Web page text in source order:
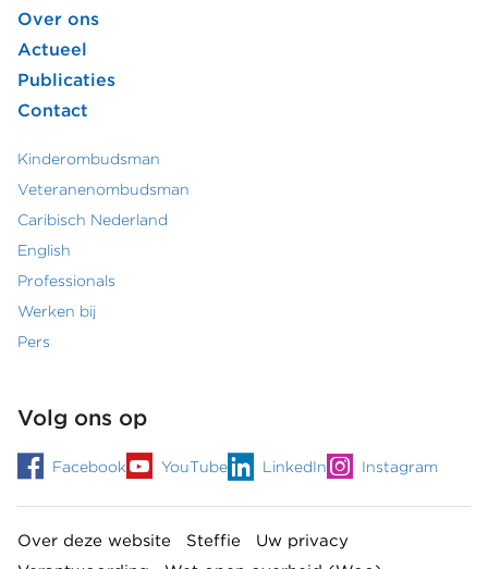
Footer
hoofdmenu
Over ons
Actueel
Publicaties
Contact
Footer
secundair
menu
Kinderombudsman
Veteranenombudsman
Caribisch Nederland
English
Professionals
Werken bij
Pers
Volg ons op
Facebook YouTube LinkedIn Instagram
Over deze website Steffie
Uw privacy